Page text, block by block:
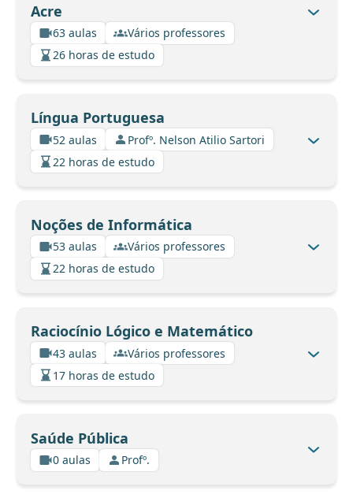
Acre
63 aulas
Vários professores
26 horas de estudo
Língua Portuguesa
52 aulas
Profº. Nelson Atilio Sartori
22 horas de estudo
Noções de Informática
53 aulas
Vários professores
22 horas de estudo
Raciocínio Lógico e Matemático
43 aulas
Vários professores
17 horas de estudo
Saúde Pública
0 aulas Profº.